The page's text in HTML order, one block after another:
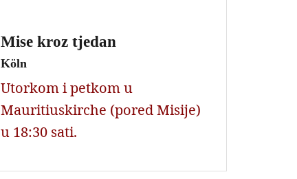
Mise kroz tjedan
Köln
Utorkom i petkom u
Mauritiuskirche (pored Misije)
u 18:30 sati.